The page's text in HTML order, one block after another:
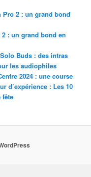
Pro 2 : un grand bond
: un grand bond en
Buds : des intras
les audiophiles
2024 : une course
d’expérience : Les 10
fête